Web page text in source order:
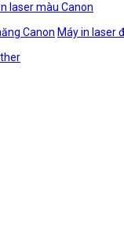
laser màu Canon
Canon Máy in laser